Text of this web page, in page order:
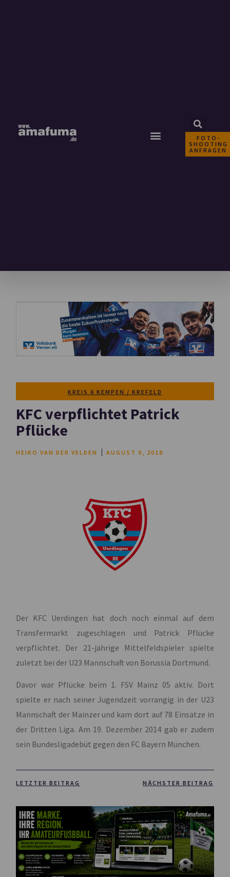
FOTO-
SHOOTING
ANFRAGEN
KREIS 6 KEMPEN / KREFELD
KFC verpflichtet Patrick
Pflücke
HEIKO VAN DER VELDEN AUGUST 9, 2018
Der KFC Uerdingen hat doch noch einmal auf dem
Transfermarkt zugeschlagen und Patrick Pflücke
verpflichtet. Der 21-jährige Mittelfeldspieler spielte
zuletzt bei der U23 Mannschaft von Borussia Dortmund.
Davor war Pflücke beim 1. FSV Mainz 05 aktiv. Dort
spielte er nach seiner Jugendzeit vorrangig in der U23
Mannschaft der Mainzer und kam dort auf 78 Einsätze in
der Dritten Liga. Am 19. Dezember 2014 gab er zudem
sein Bundesligadebüt gegen den FC Bayern München.
LETZTER BEITRAG NÄCHSTER BEITRAG